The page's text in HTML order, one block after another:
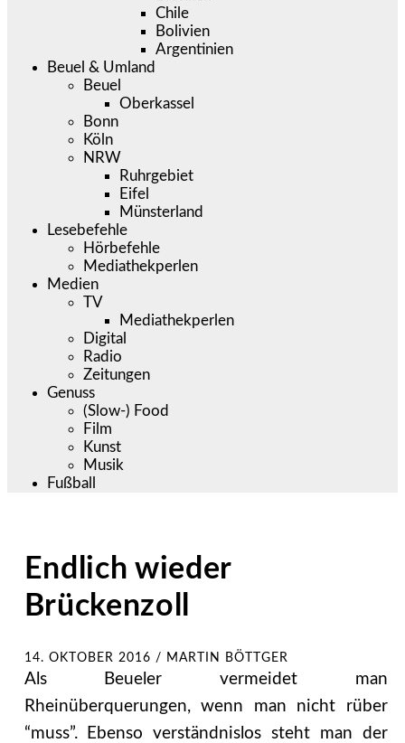
Chile
Bolivien
Argentinien
Beuel & Umland
Beuel
Oberkassel
Bonn
Köln
NRW
Ruhrgebiet
Eifel
Münsterland
Lesebefehle
Hörbefehle
Mediathekperlen
Medien
TV
Mediathekperlen
Digital
Radio
Zeitungen
Genuss
(Slow-) Food
Film
Kunst
Musik
Fußball
Endlich wieder
Brückenzoll
14. OKTOBER 2016 / MARTIN BÖTTGER
Als Beueler vermeidet man
Rheinüberquerungen, wenn man nicht rüber
“muss”. Ebenso verständnislos steht man der